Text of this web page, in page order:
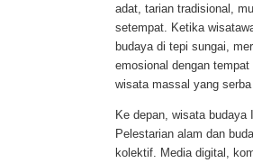
adat, tarian tradisional,
setempat. Ketika
budaya di tepi sungai,
emosional dengan
wisata massal yang serba
Ke depan, wisata budaya
Pelestarian alam dan
kolektif. Media digital,